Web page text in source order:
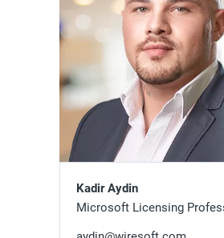
Kadir Aydin
Microsoft Licensing